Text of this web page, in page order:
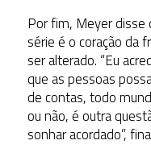
Por fim, Meyer disse
série é o coração da
ser alterado. “Eu
que as pessoas
de contas, todo
ou não, é outra
sonhar acordado”,